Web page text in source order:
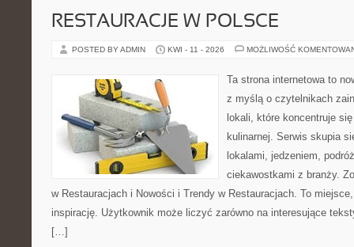
RESTAURACJE W POLSCE
POSTED BY ADMIN KWI - 11 - 2026 MOŻLIWOŚĆ
Ta strona internetowa to
z myślą o czytelnikach
lokali, które koncentruje
kulinarnej. Serwis skupia
lokalami, jedzeniem,
ciekawostkami z branży.
w Restauracjach i Nowości i Trendy w Restauracjach. To
inspirację. Użytkownik może liczyć zarówno na interesujące
[…]